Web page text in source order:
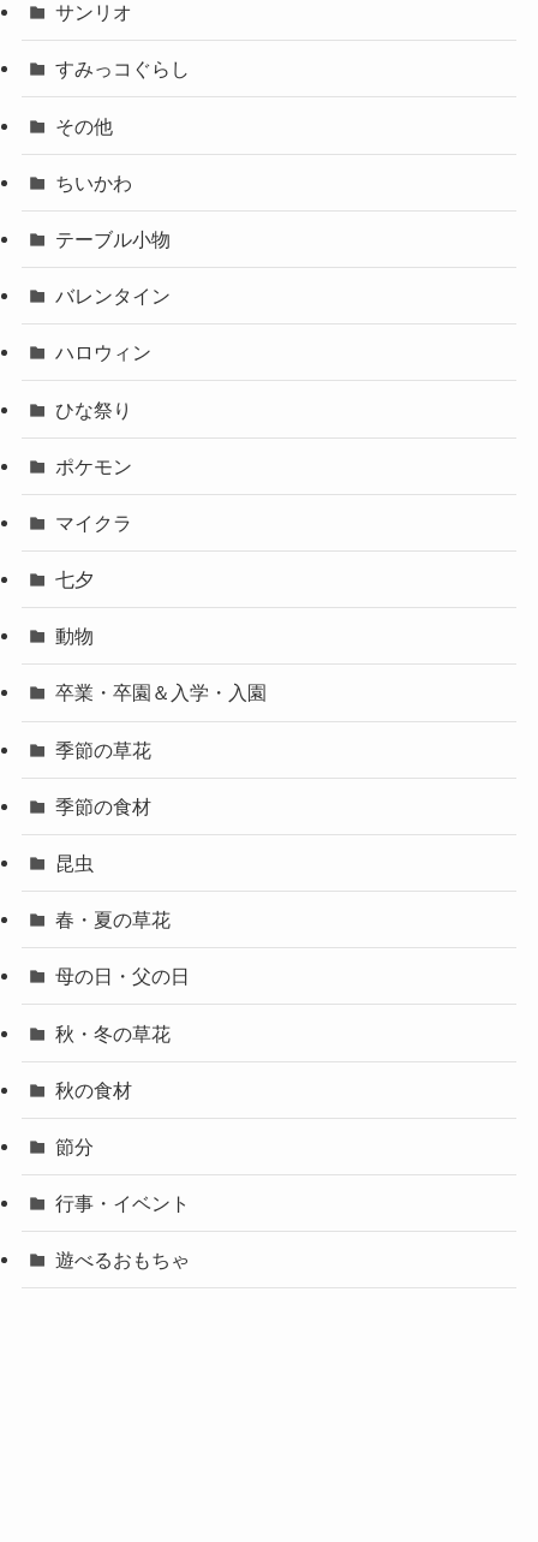
サンリオ
すみっコぐらし
その他
ちいかわ
テーブル小物
バレンタイン
ハロウィン
ひな祭り
ポケモン
マイクラ
七夕
動物
卒業・卒園＆入学・入園
季節の草花
季節の食材
昆虫
春・夏の草花
母の日・父の日
秋・冬の草花
秋の食材
節分
行事・イベント
遊べるおもちゃ